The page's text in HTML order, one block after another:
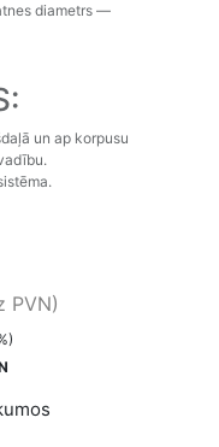
diametrs ―
un ap korpusu
PVN)